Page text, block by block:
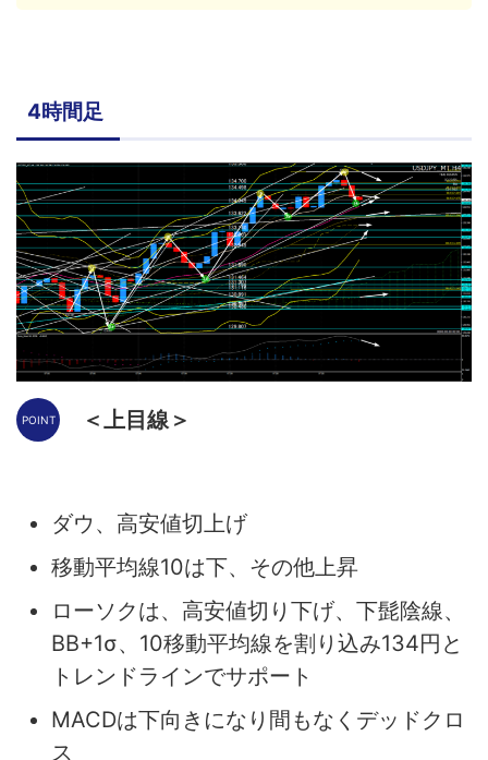
4時間足
＜上目線＞
ダウ、高安値切上げ
移動平均線10は下、その他上昇
ローソクは、高安値切り下げ、下髭陰線、
BB+1σ、10移動平均線を割り込み134円と
トレンドラインでサポート
MACDは下向きになり間もなくデッドクロ
ス